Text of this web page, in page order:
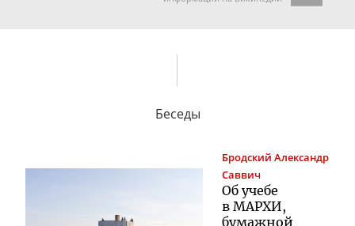
Беседы
Бродский Александр
Саввич
Об учебе
в МАРХИ,
бумажной